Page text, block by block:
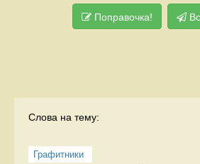
Поправочка!
Слова на тему:
Графитники